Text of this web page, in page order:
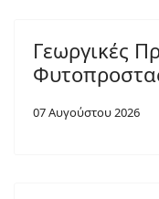
Γεωργικές
07 Αυγούστου 2026